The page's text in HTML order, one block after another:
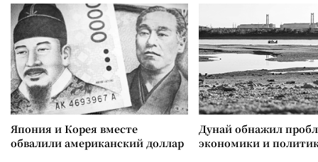
Япония и Корея вместе
обвалили американский доллар
Дунай обнажил
экономики и